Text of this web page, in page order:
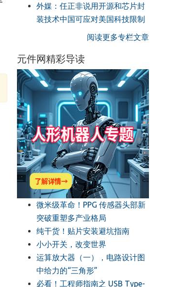
外媒：任正非说用开源和芯片封
装技术中国可应对美国科技限制
阅读更多专栏文章
元件网精彩导读
微米级革命！PPG 传感器头部新
突破重塑多产业格局
纯干货！贴片安装避坑指南
小小开关，改变世界
运算放大器（一），电路设计图
中给力的“三角形”
必看！工程师指南之 USB Type-